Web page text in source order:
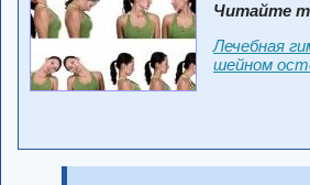
Читайте
Лечебная
шейном